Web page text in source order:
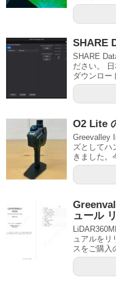
SHARE
SHARE
ださい。
ダウンロー
O2 Lite
Greevalley
ズとしてハ
きました。
ュール
ュアルをリ
スをご購入